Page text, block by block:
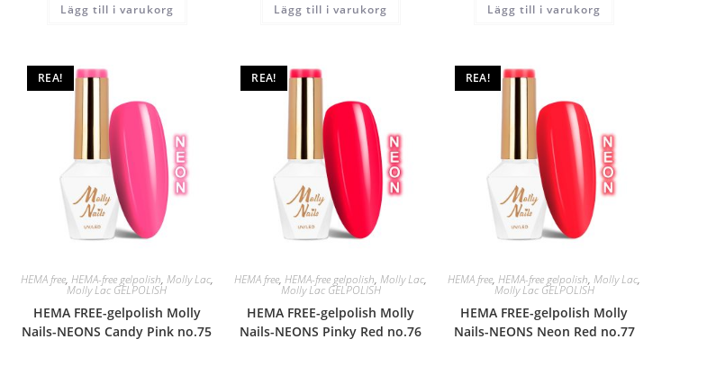
Lägg till i varukorg Lägg till i varukorg Lägg till i varukorg
REA!
HEMA free, HEMA-free gelpolish, Molly Lac,
Molly Lac GELPOLISH
HEMA FREE-gelpolish Molly
Nails-NEONS Candy Pink no.75
REA!
HEMA free,HEMA-free gelpolish,Molly Lac,
Molly Lac GELPOLISH
HEMA FREE-gelpolish Molly
Nails-NEONS Pinky Red no.76
REA!
HEMA free,HEMA-free gelpolish,Molly Lac,
Molly Lac GELPOLISH
HEMA FREE-gelpolish Molly
Nails-NEONS Neon Red no.77